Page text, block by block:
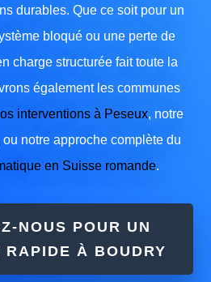
durables. Que ce soit pour un
bloqué ou une perte de
charge structurée fait toute la
également les communes
interventions à Peseux, notre
ou notre approche complète du
en Suisse romande.
NOUS POUR UN
RAPIDE À BOUDRY